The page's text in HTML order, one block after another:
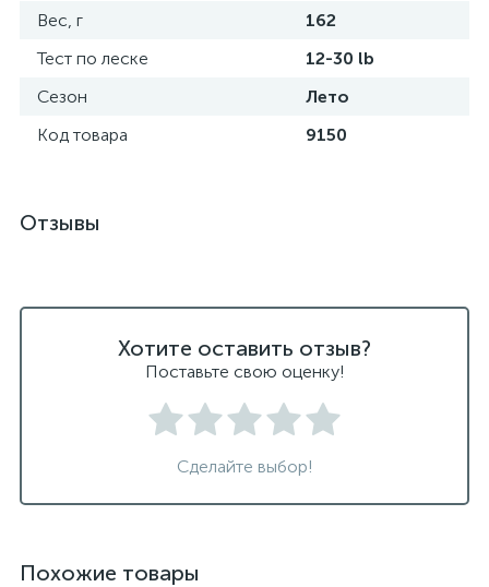
Вес, г
162
Тест по леске
12-30 lb
Сезон
Лето
Код товара
9150
Отзывы
Хотите оставить отзыв?
Поставьте свою оценку!
Сделайте выбор!
Похожие товары